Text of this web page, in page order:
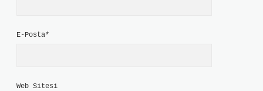
E-Posta*
Web Sitesi